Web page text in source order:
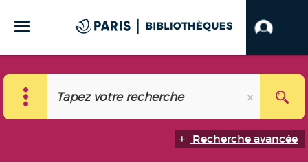
Recherche avancée